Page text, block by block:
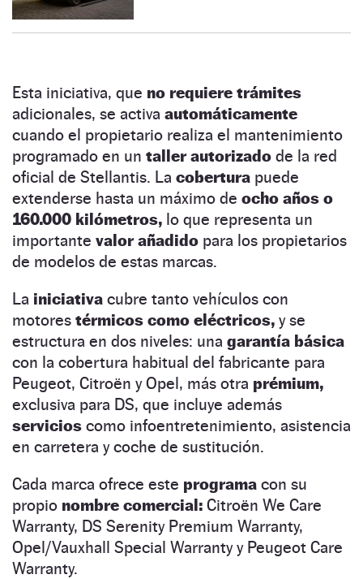
Esta iniciativa, que no requiere trámites
adicionales, se activa automáticamente
cuando el propietario realiza el mantenimiento
programado en un taller autorizado de la red
oficial de Stellantis. La cobertura puede
extenderse hasta un máximo de ocho años o
160.000 kilómetros, lo que representa un
importante valor añadido para los propietarios
de modelos de estas marcas.
La iniciativa cubre tanto vehículos con
motores térmicos como eléctricos, y se
estructura en dos niveles: una garantía básica
con la cobertura habitual del fabricante para
Peugeot, Citroën y Opel, más otra prémium,
exclusiva para DS, que incluye además
servicios como infoentretenimiento, asistencia
en carretera y coche de sustitución.
Cada marca ofrece este programa con su
propio nombre comercial: Citroën We Care
Warranty, DS Serenity Premium Warranty,
Opel/Vauxhall Special Warranty y Peugeot Care
Warranty.